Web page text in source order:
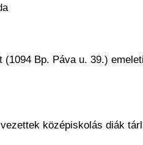
(1094 Bp. Páva u. 39.)
középiskolás diák